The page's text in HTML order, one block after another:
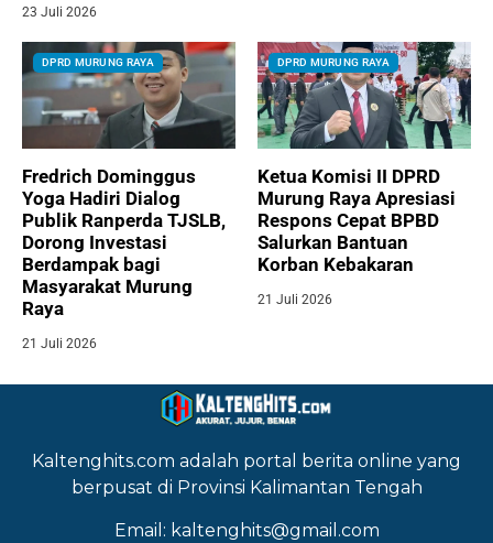
23 Juli 2026
DPRD MURUNG RAYA
Fredrich Dominggus
Yoga Hadiri Dialog
Publik Ranperda TJSLB,
Dorong Investasi
Berdampak bagi
Masyarakat Murung
Raya
21 Juli 2026
DPRD MURUNG RAYA
Ketua Komisi II DPRD
Murung Raya Apresiasi
Respons Cepat BPBD
Salurkan Bantuan
Korban Kebakaran
21 Juli 2026
Kaltenghits.com adalah portal berita online yang
berpusat di Provinsi Kalimantan Tengah
Email: kaltenghits@gmail.com